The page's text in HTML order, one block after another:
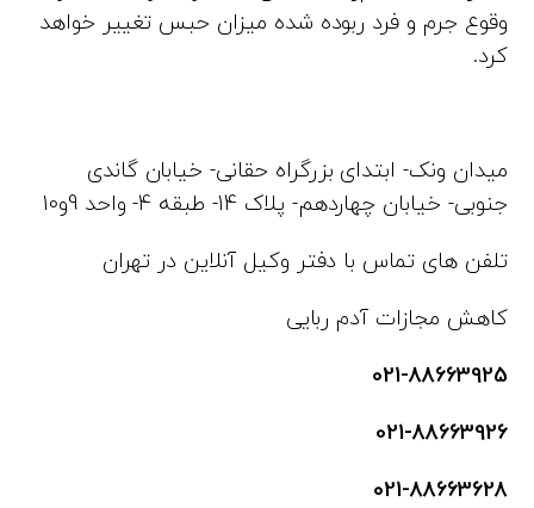
وقوع جرم و فرد ربوده شده میزان حبس تغییر خواهد
کرد.
میدان ونک- ابتدای بزرگراه حقانی- خیابان گاندی
جنوبی- خیابان چهاردهم- پلاک 14- طبقه 4- واحد 9و10
تلفن های تماس با دفتر وکیل آنلاین در تهران
کاهش مجازات آدم ربایی
021-88663925
021-88663926
021-88663628